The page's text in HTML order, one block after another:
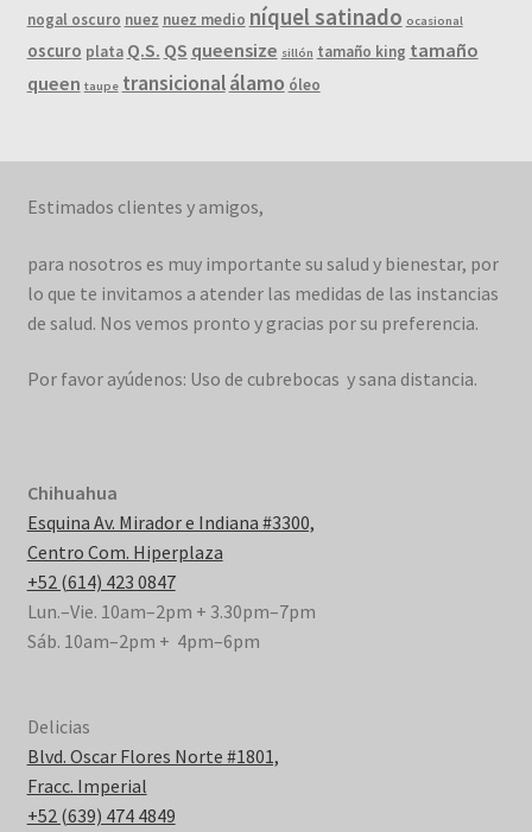
nogal oscuro nuez nuez medio níquel satinado ocasional
oscuro plata Q.S. QS queensize sillón tamaño king tamaño
queen taupe transicionalálamo óleo
Estimados clientes y amigos,
para nosotros es muy importante su salud y bienestar, por
lo que te invitamos a atender las medidas de las instancias
de salud. Nos vemos pronto y gracias por su preferencia.
Por favor ayúdenos: Uso de cubrebocas y sana distancia.
Chihuahua
Esquina Av. Mirador e Indiana #3300,
Centro Com. Hiperplaza
+52 (614) 423 0847
Lun.–Vie. 10am–2pm + 3.30pm–7pm
Sáb. 10am–2pm + 4pm–6pm
Delicias
Blvd. Oscar Flores Norte #1801,
Fracc. Imperial
+52 (639) 474 4849